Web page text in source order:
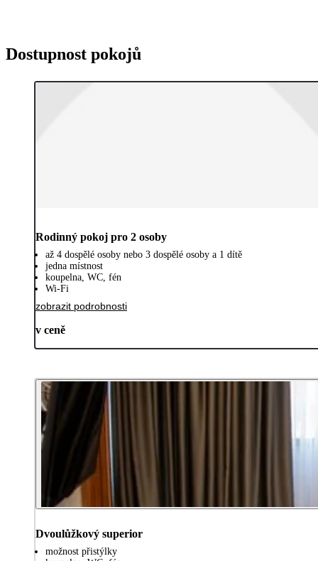
Dostupnost pokojů
Rodinný pokoj pro 2 osoby
až 4 dospělé osoby nebo 3 dospělé osoby a 1 dítě
jedna místnost
koupelna, WC, fén
Wi-Fi
zobrazit podrobnosti
v ceně
Dvoulůžkový superior
možnost přistýlky